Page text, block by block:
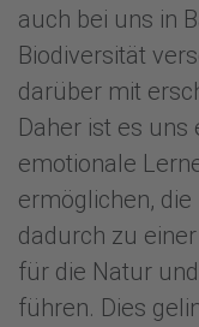
auch bei uns in
Biodiversität
darüber mit
Daher ist es uns
emotionale
ermöglichen,
dadurch zu
für die Natur
führen. Dies